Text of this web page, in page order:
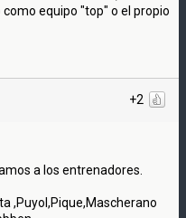
equipo "top" o el propio
+2
a los entrenadores.
,Puyol,Pique,Mascherano